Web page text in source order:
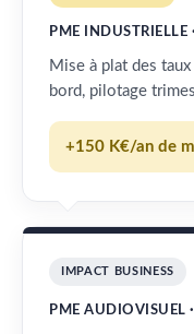
PME INDUSTRIELLE
Mise à plat des
bord, pilotage
+150 K€/an de
IMPACT BUSINESS
PME AUDIOVISUEL